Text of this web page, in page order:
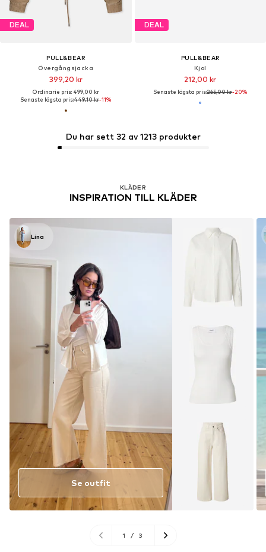
DEAL
PULL&BEAR
Övergångsjacka
399,20 kr
Ordinarie pris: 499,00 kr
Senaste lägsta pris:449,10 kr-11%
DEAL
PULL&BEAR
Kjol
212,00 kr
Senaste lägsta pris:265,00 kr-20%
Du har sett 32 av 1213 produkter
KLÄDER
INSPIRATION TILL KLÄDER
Lina
Se outfit
1 / 3